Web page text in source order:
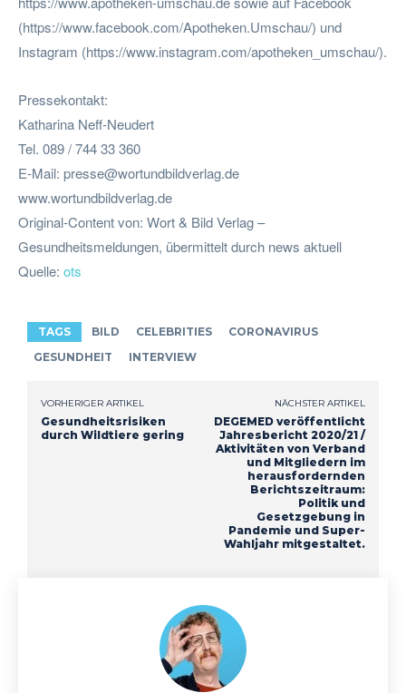
(https://www.facebook.com/Apotheken.Umschau/) und
Instagram (https://www.instagram.com/apotheken_umschau/).
Pressekontakt:
Katharina Neff-Neudert
Tel. 089 / 744 33 360
E-Mail: presse@wortundbildverlag.de
www.wortundbildverlag.de
Original-Content von: Wort & Bild Verlag –
Gesundheitsmeldungen, übermittelt durch news aktuell
Quelle: ots
TAGS BILD CELEBRITIES
CORONAVIRUS
GESUNDHEIT
INTERVIEW
VORHERIGER ARTIKEL
Gesundheitsrisiken
durch Wildtiere gering
NÄCHSTER ARTIKEL
DEGEMED veröffentlicht
Jahresbericht 2020/21 /
Aktivitäten von Verband
und Mitgliedern im
herausfordernden
Berichtszeitraum:
Politik und
Gesetzgebung in
Pandemie und Super-
Wahljahr mitgestaltet.